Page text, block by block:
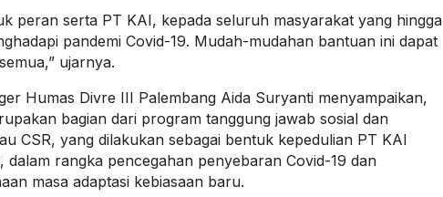
peran serta PT KAI, kepada seluruh masyarakat yang hingga
pandemi Covid-19. Mudah-mudahan bantuan ini dapat
ujarnya.
Humas Divre III Palembang Aida Suryanti menyampaikan,
bagian dari program tanggung jawab sosial dan
CSR, yang dilakukan sebagai bentuk kepedulian PT KAI
dalam rangka pencegahan penyebaran Covid-19 dan
masa adaptasi kebiasaan baru.